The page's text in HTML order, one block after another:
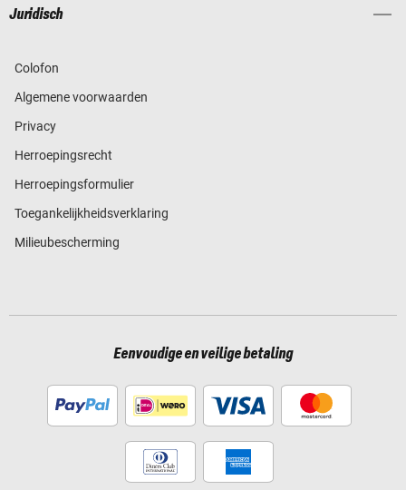
Juridisch
Colofon
Algemene voorwaarden
Privacy
Herroepingsrecht
Herroepingsformulier
Toegankelijkheidsverklaring
Milieubescherming
Eenvoudige en veilige betaling